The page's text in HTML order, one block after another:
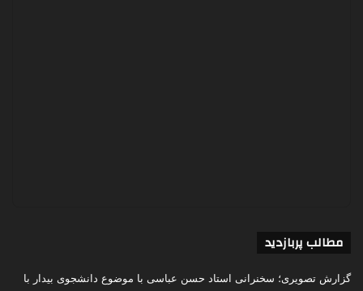
مطالب پربازدید
گزارش تصویری؛ سخنرانی استاد حسن عباسی با موضوع دانشجوی بیدار با